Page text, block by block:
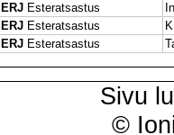
ERJEsteratsastus
ERJEsteratsastus
ERJEsteratsastus
Sivu
©